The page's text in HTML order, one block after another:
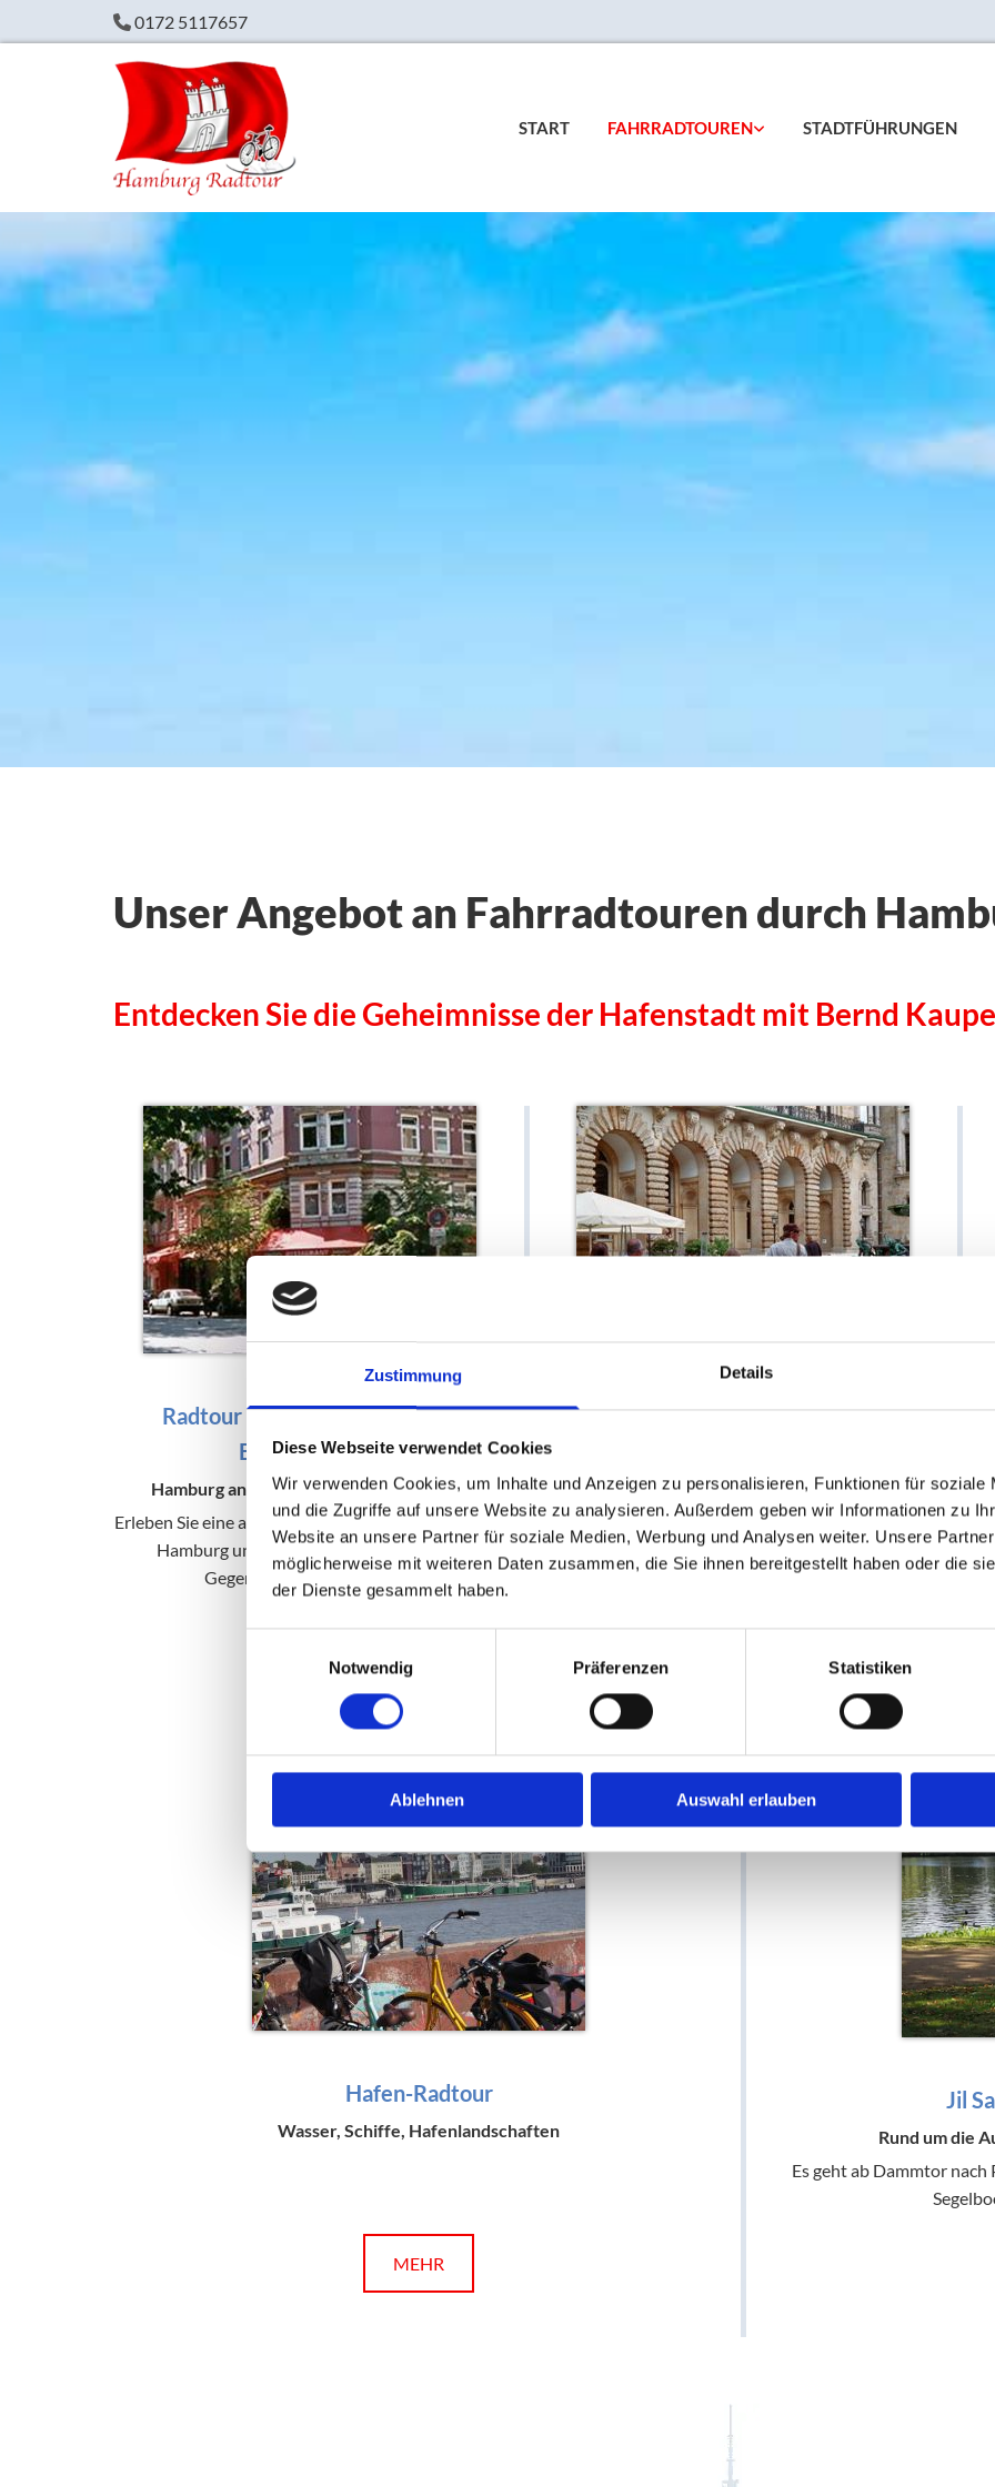
Zustimmung Details
Diese Webseite verwendet Cookies
Wir verwenden Cookies, um Inhalte und Anzeigen zu personalisieren, Funktionen für soziale
und die Zugriffe auf unsere Website zu analysieren. Außerdem geben wir Informationen zu
Website an unsere Partner für soziale Medien, Werbung und Analysen weiter. Unsere
möglicherweise mit weiteren Daten zusammen, die Sie ihnen bereitgestellt haben oder die
der Dienste gesammelt haben.
Notwendig
Präferenzen Statistiken
Ablehnen Auswahl erlauben
Zum Inhalt springen
0172 5117657
START FAHRRADTOUREN STADTFÜHRUNGEN
Unser Angebot an Fahrradtouren durch
Entdecken Sie die Geheimnisse der Hafenstadt mit Bernd
Radtour mit Streiflichtern und
Brennpunkten
Hamburg anders | Fahrradtour Hamburg
Erleben Sie eine abwechslungsreiche Radtour durch
Hamburg und entdecken Sie die sozialen
Gegensätze der Hansestadt
Hanseatisch
Auf den Spuren des klassischen Stadtbildes bis zur
Moderne der Hafen-City
Hafen-Radtour
Wasser, Schiffe, Hafenlandschaften
MEHR
Jil
Rund um die
Es geht ab Dammtor